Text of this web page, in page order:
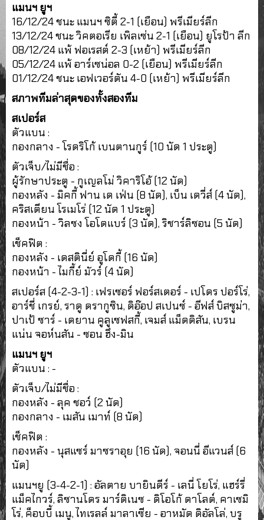
แมนฯ ยูฯ
16/12/24 ชนะ แมนฯ ซิตี้ 2-1 (เยือน) พรีเมียร์ลีก
13/12/24 ชนะ วิคตอเรีย เพิลเซ่น 2-1 (เยือน) ยูโรป้า ลีก
08/12/24 แพ้ ฟอเรสต์ 2-3 (เหย้า) พรีเมียร์ลีก
05/12/24 แพ้ อาร์เซน่อล 0-2 (เยือน) พรีเมียร์ลีก
01/12/24 ชนะ เอฟเวอร์ตัน 4-0 (เหย้า) พรีเมียร์ลีก
สภาพทีมล่าสุดของทั้งสองทีม
สเปอร์ส
ตัวแบน :
กองกลาง - โรดริโก้ เบนตานกูร์ (10 นัด 1 ประตู)
ตัวเจ็บ/ไม่มีชื่อ :
ผู้รักษาประตู - กูเญลโม่ วิคาริโอ้ (12 นัด)
กองหลัง - มิคกี้ ฟาน เด เฟ่น (8 นัด), เบ็น เดวี่ส์ (4 นัด),
คริสเตียน โรเมโร่ (12 นัด 1 ประตู)
กองหน้า - วิลซง โอโดแบร์ (3 นัด), ริชาร์ลิซอน (5 นัด)
เช็คฟิต :
กองหลัง - เดสตินี่ย์ อูโดกี้ (16 นัด)
กองหน้า - ไมกี้ย์ มัวร์ (4 นัด)
สเปอร์ส (4-2-3-1) : เฟรเซอร์ ฟอร์สเตอร์ - เปโดร ปอร์โร่,
อาร์ชี่ เกรย์, ราดู ดรากูซิน, ดิอ๊อป สเปนซ์ - อีฟส์ บิสซูม่า,
ปาเป้ ซาร์ - เดยาน คูลูเซฟสกี้, เจมส์ แม็ดดิสัน, เบรน
แน่น จอห์นสัน - ซอน ฮึง-มิน
แมนฯ ยูฯ
ตัวแบน : -
ตัวเจ็บ/ไม่มีชื่อ :
กองหลัง - ลุค ชอว์ (2 นัด)
กองกลาง - เมสัน เมาท์ (8 นัด)
เช็คฟิต :
กองหลัง - นุสแซร์ มาซราอุย (16 นัด), จอนนี่ อีแวนส์ (6
นัด)
แมนฯยู (3-4-2-1) : อัลตาย บายินดีร์ - เลนี่ โยโร่, แฮร์รี่
แม็คไกวร์, ลิซานโดร มาร์ติเนซ - ดิโอโก้ ดาโลต์, คาเซมิ
โร่, ค็อบบี้ เมนู, ไทเรลล์ มาลาเซีย - อาหมัด ดิอัลโล่, บรู